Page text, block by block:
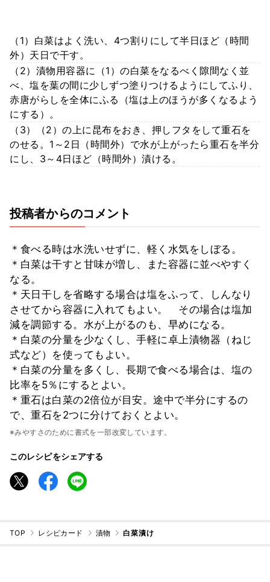
（1）白菜はよく洗い、4つ割りにして半日ほど（時間
外）天日で干す。
（2）漬物用容器に（1）の白菜をなるべく隙間なく並
べ、塩を葉の間に少しずつ塗りつけるようにしてふり、
赤唐がらしを全体にふる（塩は上のほうが多くなるよう
にする）。
（3）（2）の上に昆布をおき、押しフタをして重石を
のせる。1～2日（時間外）で水が上がったら重石を半分
にし、3～4日ほど（時間外）漬ける。
投稿者からのコメント
＊食べる時は水洗いせずに、軽く水気をしぼる。
＊白菜は干すと甘味が増し、また容器に並べやすく
なる。
＊天日干しを省略する場合は塩をふって、しんなり
させてから容器に入れてもよい。 その場合は塩加
減を調節する。水が上がるのも、早めになる。
＊白菜の分量を少なくし、手軽に卓上漬物器（ねじ
式など）を使ってもよい。
＊白菜の分量を多くし、長期で食べる場合は、塩の
比率を5％にするとよい。
＊重石は白菜の2倍位が目安。途中で半分にするの
で、重石を2つに分けておくとよい。
※みやすさのために書式を一部改変しています。
このレシピをシェアする
TOP レシピカード 漬物 白菜漬け